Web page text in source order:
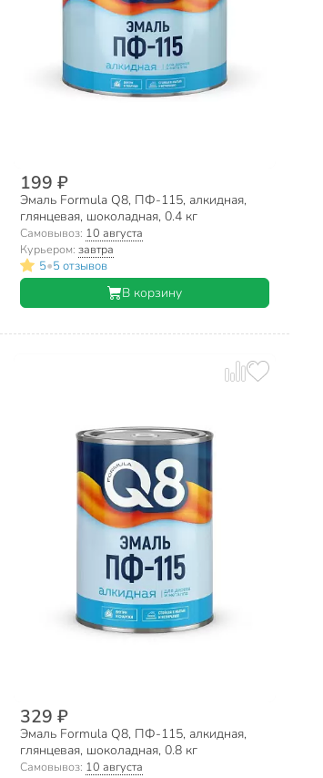
199 ₽
Эмаль Formula Q8, ПФ-115, алкидная,
глянцевая, шоколадная, 0.4 кг
Самовывоз: 10 августа
Курьером:завтра
5•5 отзывов
В корзину
329 ₽
Эмаль Formula Q8, ПФ-115, алкидная,
глянцевая, шоколадная, 0.8 кг
Самовывоз: 10 августа